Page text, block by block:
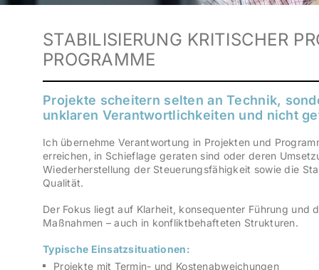
STABILISIERUNG KRITISCHER
PROGRAMME
Projekte scheitern selten an Technik,
unklaren Verantwortlichkeiten und nicht
Ich übernehme Verantwortung in Projekten und
erreichen, in Schieflage geraten sind oder deren
Wiederherstellung der Steuerungsfähigkeit sowie die
Qualität.
Der Fokus liegt auf Klarheit, konsequenter Führung und
Maßnahmen – auch in konfliktbehafteten Strukturen.
Typische Einsatzsituationen:
Projekte mit Termin- und Kostenabweichungen